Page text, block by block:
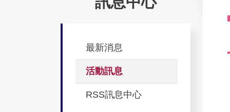
最新消息
活動訊息
RSS訊息中心